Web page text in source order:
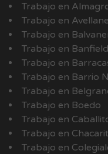
Trabajo en
Trabajo en
Trabajo en
Trabajo en Banfield
Trabajo en
Trabajo en Barrio
Trabajo en
Trabajo en Boedo
Trabajo en
Trabajo en
Trabajo en